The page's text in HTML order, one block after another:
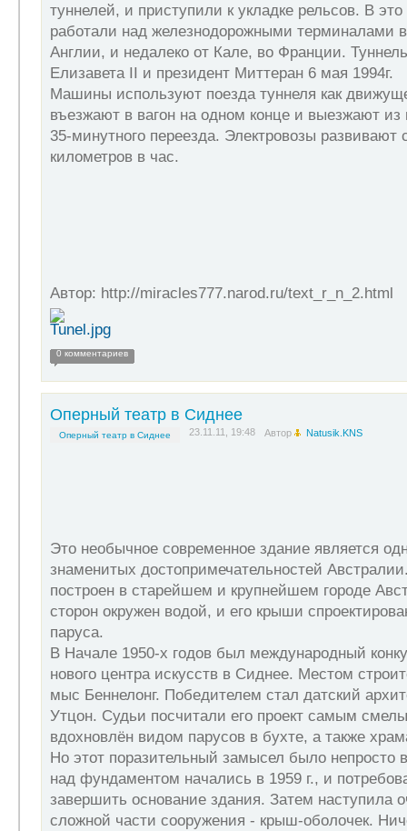
туннелей, и приступили к укладке рельсов. В
работали над железнодорожными терминалами
Англии, и недалеко от Кале, во Франции.
Елизавета II и президент Миттеран 6 мая 1994г.
Машины используют поезда туннеля как
въезжают в вагон на одном конце и выезжают из
35-минутного переезда. Электровозы развивают
километров в час.
Автор: http://miracles777.narod.ru/text_r_n_2.html
0 комментариев
Оперный театр в Сиднее
Оперный театр в Сиднее 23.11.11, 19:48 Автор Natusik.KNS
Это необычное современное здание является
знаменитых достопримечательностей
построен в старейшем и крупнейшем городе
сторон окружен водой, и его крыши
паруса.
В Начале 1950-х годов был международный
нового центра искусств в Сиднее. Местом
мыс Беннелонг. Победителем стал датский
Утцон. Судьи посчитали его проект самым
вдохновлён видом парусов в бухте, а также
Но этот поразительный замысел было непросто
над фундаментом начались в 1959 г., и
завершить основание здания. Затем наступила
сложной части сооружения - крыш-оболочек.